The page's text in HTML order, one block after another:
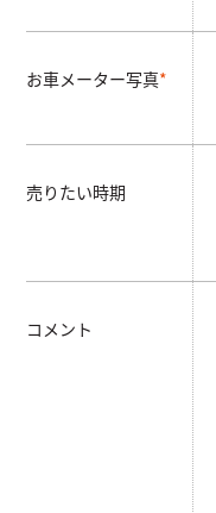
お車メーター写真*
売りたい時期
コメント